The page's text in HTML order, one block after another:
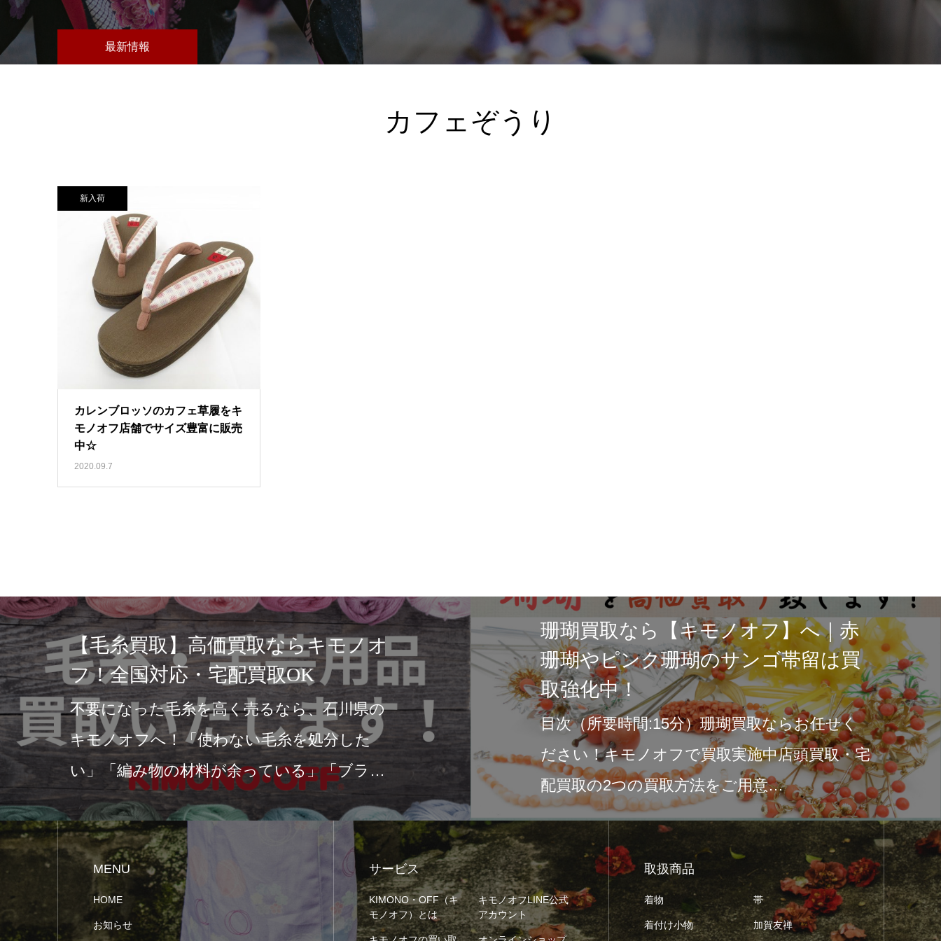
最新情報
カフェぞうり
新入荷
カレンブロッソのカフェ草履をキ
モノオフ店舗でサイズ豊富に販売
中☆
2020.09.7
オ
県の
た
ン
珊瑚買取なら【キモノオフ】へ｜赤
珊瑚やピンク珊瑚のサンゴ帯留は買
取強化中！
目次（所要時間:15分）珊瑚買取ならお任せく
ださい！キモノオフで買取実施中店頭買取・宅
配買取の2つの買取方法をご用意…
石川県の着物専門店キモノオ
敵な着物を手に入れよう
みなさん、こんにちは！石川県には風
れる文化と伝統が息づいています。そ
も、着物は特に美しさと歴史を感じさ
本の伝統文化です。…
MENU
HOME
お知らせ
サービス
KIMONO・OFF（キ
モノオフ）とは
キモノオフLINE公式
アカウント
取扱商品
着物 帯
着付け小物 加賀友禅